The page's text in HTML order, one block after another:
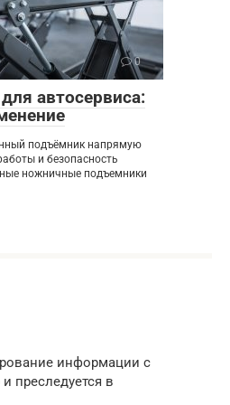
0
автосервиса:
подъёмник напрямую
и безопасность
ножничные подъемники
информации с
и преследуется в